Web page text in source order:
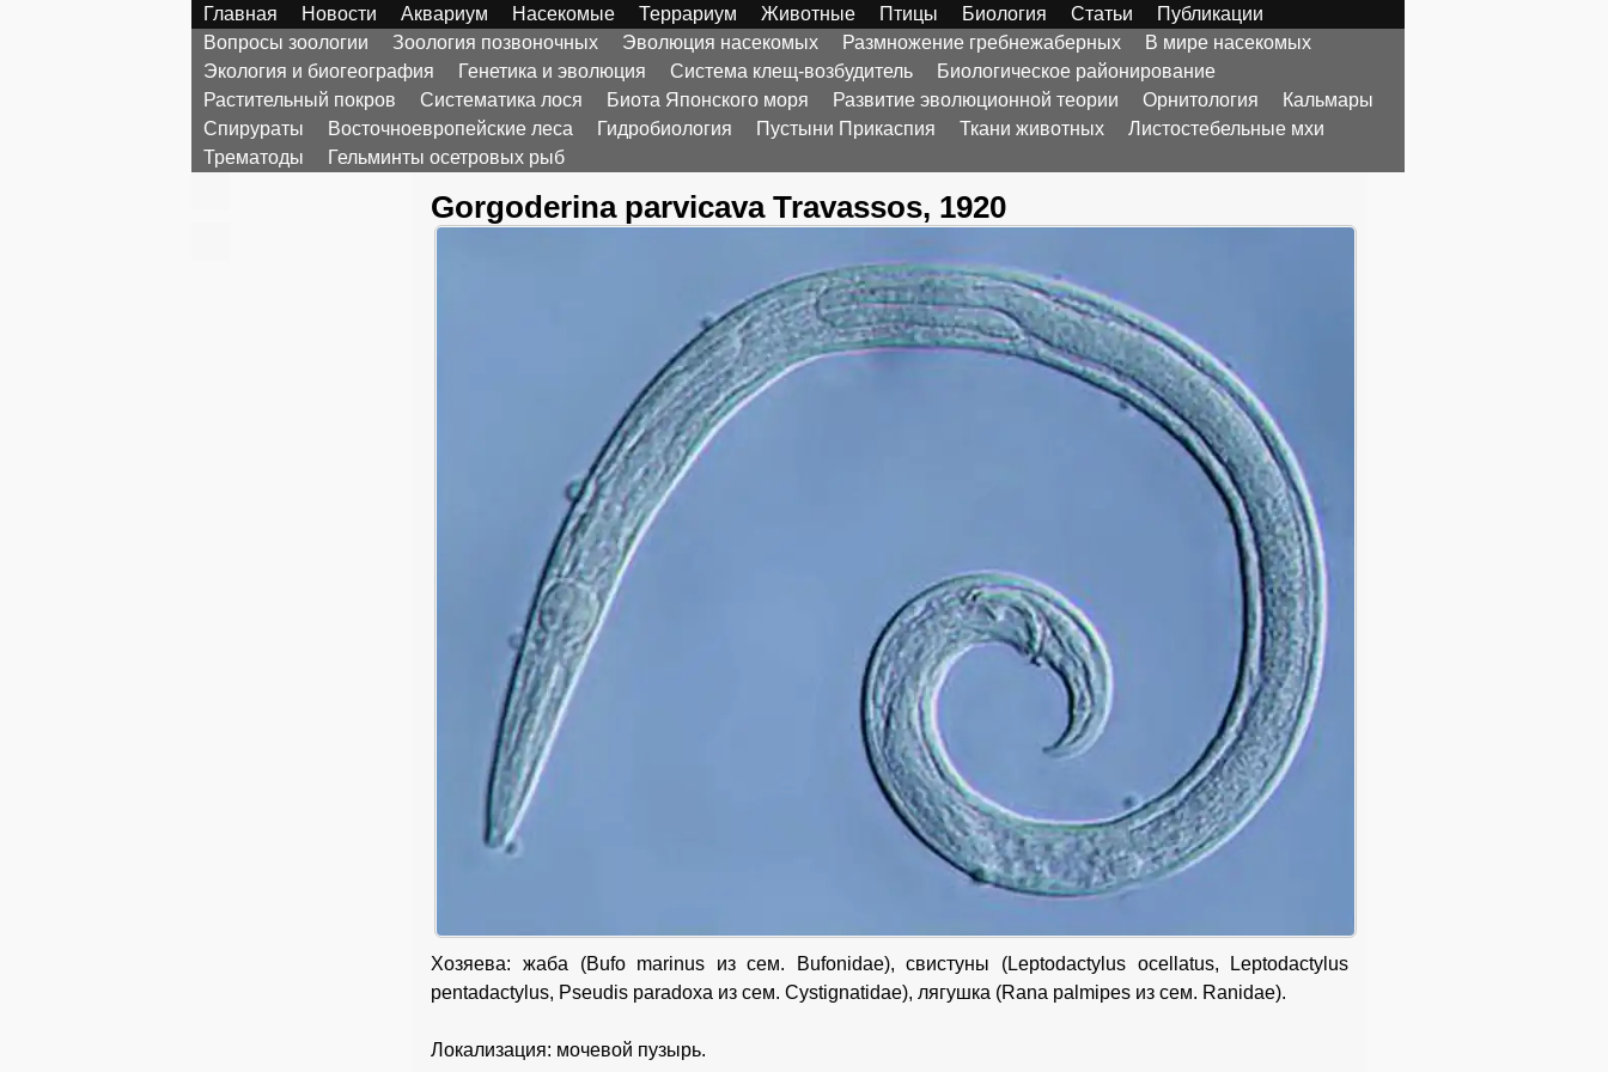
Главная Новости Аквариум Насекомые Террариум Животные Птицы Биология Статьи
Публикации
Вопросы зоологии
Зоология позвоночных Эволюция насекомых Размножение гребнежаберных
В мире насекомых
Экология и биогеография
Генетика и эволюция Система клещ-возбудитель
Биологическое районирование
Растительный покров
Систематика лося Биота Японского моря Развитие эволюционной теории Орнитология
Кальмары
Спирураты
Восточноевропейские леса Гидробиология Пустыни Прикаспия Ткани животных
Листостебельные мхи
Трематоды
Гельминты осетровых рыб
Gorgoderina parvicava Travassos, 1920
Хозяева: жаба (Bufo marinus из сем. Bufonidae), свистуны (Leptodactylus ocellatus, Leptodactylus
pentadactylus, Pseudis paradoxa из сем. Cystignatidae), лягушка (Rana palmipes из сем. Ranidae).
Локализация: мочевой пузырь.